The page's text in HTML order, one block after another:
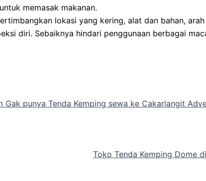
memasak makanan.
lokasi yang kering, alat dan bahan,
diri. Sebaiknya hindari penggunaan berbagai
Gak punya Tenda Kemping sewa ke Cakarlangit
Toko Tenda Kemping Dome